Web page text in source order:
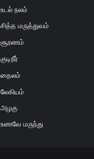
உடல் நலம்
சித்த மருத்துவம்
சூரணம்
குடிநீர்
தைலம்
லேகியம்
அழகு
உணவே மருந்து